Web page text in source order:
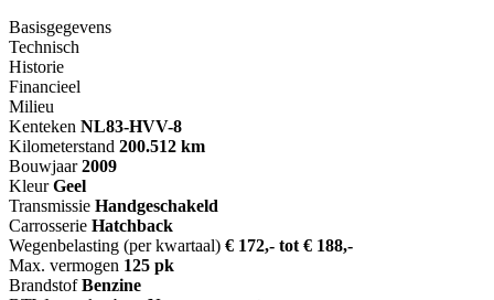
Basisgegevens
Technisch
Historie
Financieel
Milieu
Kenteken NL83-HVV-8
Kilometerstand 200.512 km
Bouwjaar 2009
Kleur Geel
Transmissie Handgeschakeld
Carrosserie Hatchback
Wegenbelasting (per kwartaal) € 172,- tot € 188,-
Max. vermogen 125 pk
Brandstof Benzine